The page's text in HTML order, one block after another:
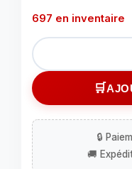
697 en inventaire
quantité
de
Résistance
3
Kohms
10
Watts